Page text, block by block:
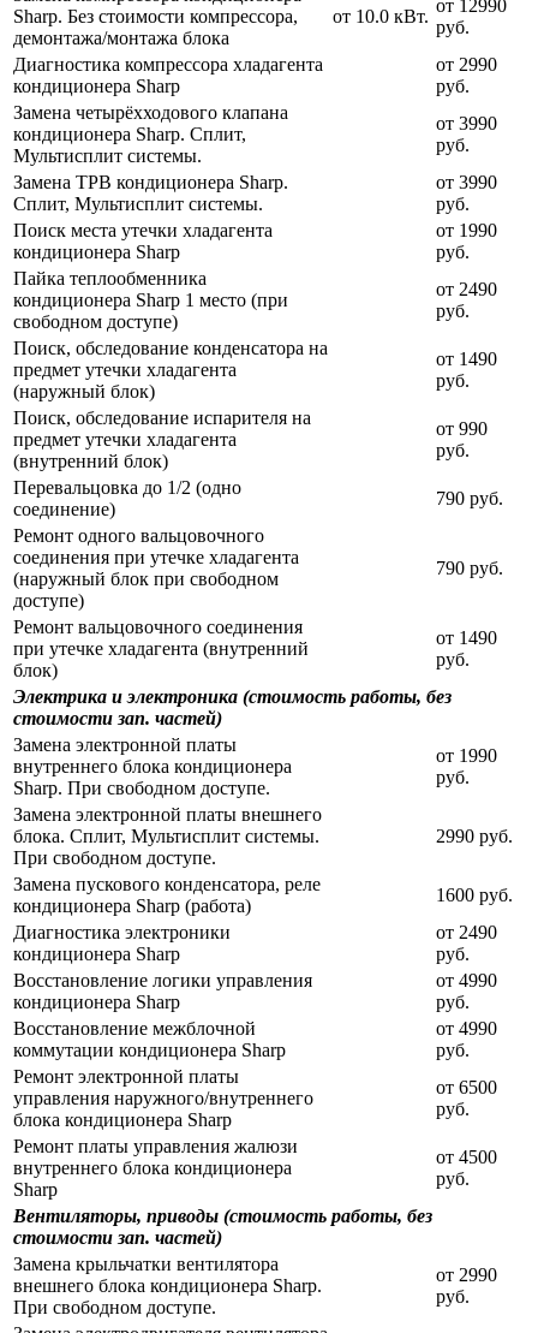
Sharp. Без стоимости компрессора,
демонтажа/монтажа блока
от 10.0 кВт.
от 12990
руб.
Диагностика компрессора хладагента
кондиционера Sharp
от 2990
руб.
Замена четырёхходового клапана
кондиционера Sharp. Сплит,
Мультисплит системы.
от 3990
руб.
Замена ТРВ кондиционера Sharp.
Сплит, Мультисплит системы.
от 3990
руб.
Поиск места утечки хладагента
кондиционера Sharp
от 1990
руб.
Пайка теплообменника
кондиционера Sharp 1 место (при
свободном доступе)
от 2490
руб.
Поиск, обследование конденсатора на
предмет утечки хладагента
(наружный блок)
от 1490
руб.
Поиск, обследование испарителя на
предмет утечки хладагента
(внутренний блок)
от 990
руб.
Перевальцовка до 1/2 (одно
соединение)
790 руб.
Ремонт одного вальцовочного
соединения при утечке хладагента
(наружный блок при свободном
доступе)
790 руб.
Ремонт вальцовочного соединения
при утечке хладагента (внутренний
блок)
от 1490
руб.
Электрика и электроника (стоимость работы, без
стоимости зап. частей)
Замена электронной платы
внутреннего блока кондиционера
Sharp. При свободном доступе.
от 1990
руб.
Замена электронной платы внешнего
блока. Сплит, Мультисплит системы.
При свободном доступе.
2990 руб.
Замена пускового конденсатора, реле
кондиционера Sharp (работа)
1600 руб.
Диагностика электроники
кондиционера Sharp
от 2490
руб.
Восстановление логики управления
кондиционера Sharp
от 4990
руб.
Восстановление межблочной
коммутации кондиционера Sharp
от 4990
руб.
Ремонт электронной платы
управления наружного/внутреннего
блока кондиционера Sharp
от 6500
руб.
Ремонт платы управления жалюзи
внутреннего блока кондиционера
Sharp
от 4500
руб.
Вентиляторы, приводы (стоимость работы, без
стоимости зап. частей)
Замена крыльчатки вентилятора
внешнего блока кондиционера Sharp.
При свободном доступе.
от 2990
руб.